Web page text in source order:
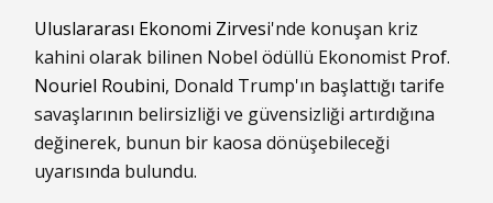
Uluslararası Ekonomi Zirvesi'nde konuşan kriz
kahini olarak bilinen Nobel ödüllü Ekonomist Prof.
Nouriel Roubini, Donald Trump'ın başlattığı tarife
savaşlarının belirsizliği ve güvensizliği artırdığına
değinerek, bunun bir kaosa dönüşebileceği
uyarısında bulundu.